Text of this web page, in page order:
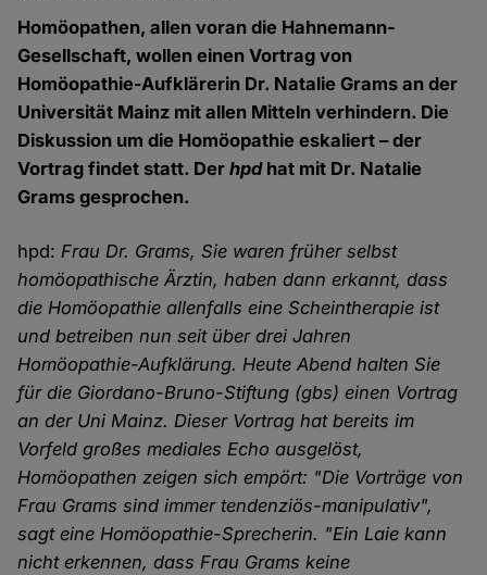
Homöopathen, allen voran die Hahnemann-
Gesellschaft, wollen einen Vortrag von
Homöopathie-Aufklärerin Dr. Natalie Grams an der
Universität Mainz mit allen Mitteln verhindern. Die
Diskussion um die Homöopathie eskaliert – der
Vortrag findet statt. Derhpdhat mit Dr. Natalie
Grams gesprochen.
hpd:Frau Dr. Grams, Sie waren früher selbst
homöopathische Ärztin, haben dann erkannt, dass
die Homöopathie allenfalls eine Scheintherapie ist
und betreiben nun seit über drei Jahren
Homöopathie-Aufklärung. Heute Abend halten Sie
für die Giordano-Bruno-Stiftung (gbs) einen Vortrag
an der Uni Mainz. Dieser Vortrag hat bereits im
Vorfeld großes mediales Echo ausgelöst,
Homöopathen zeigen sich empört: "Die Vorträge von
Frau Grams sind immer tendenziös-manipulativ",
sagt eine Homöopathie-Sprecherin. "Ein Laie kann
nicht erkennen, dass Frau Grams keine